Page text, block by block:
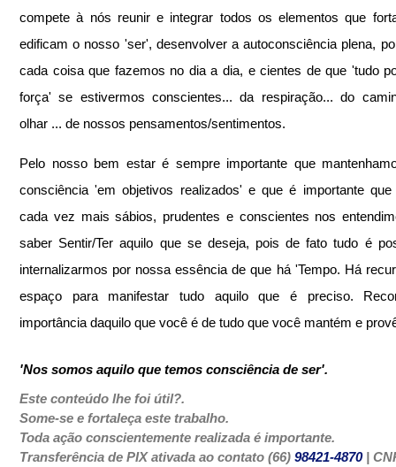
compete à nós reunir e integrar todos os elementos que
edificam o nosso 'ser', desenvolver a autoconsciência plena,
cada coisa que fazemos no dia a dia, e cientes de que 'tudo
força' se estivermos conscientes... da respiração... do
olhar ... de nossos pensamentos/sentimentos.
Pelo nosso bem estar é sempre importante que
consciência 'em objetivos realizados' e que é importante que
cada vez mais sábios, prudentes e conscientes nos
saber Sentir/Ter aquilo que se deseja, pois de fato tudo é
internalizarmos por nossa essência de que há 'Tempo. Há
espaço para manifestar tudo aquilo que é preciso.
importância daquilo que você é de tudo que você mantém e
'Nos somos aquilo que temos consciência de ser'.
Este conteúdo lhe foi útil?.
Some-se e fortaleça este trabalho.
Toda ação conscientemente realizada é importante.
Transferência de PIX ativada ao contato (66) 98421-4870 |